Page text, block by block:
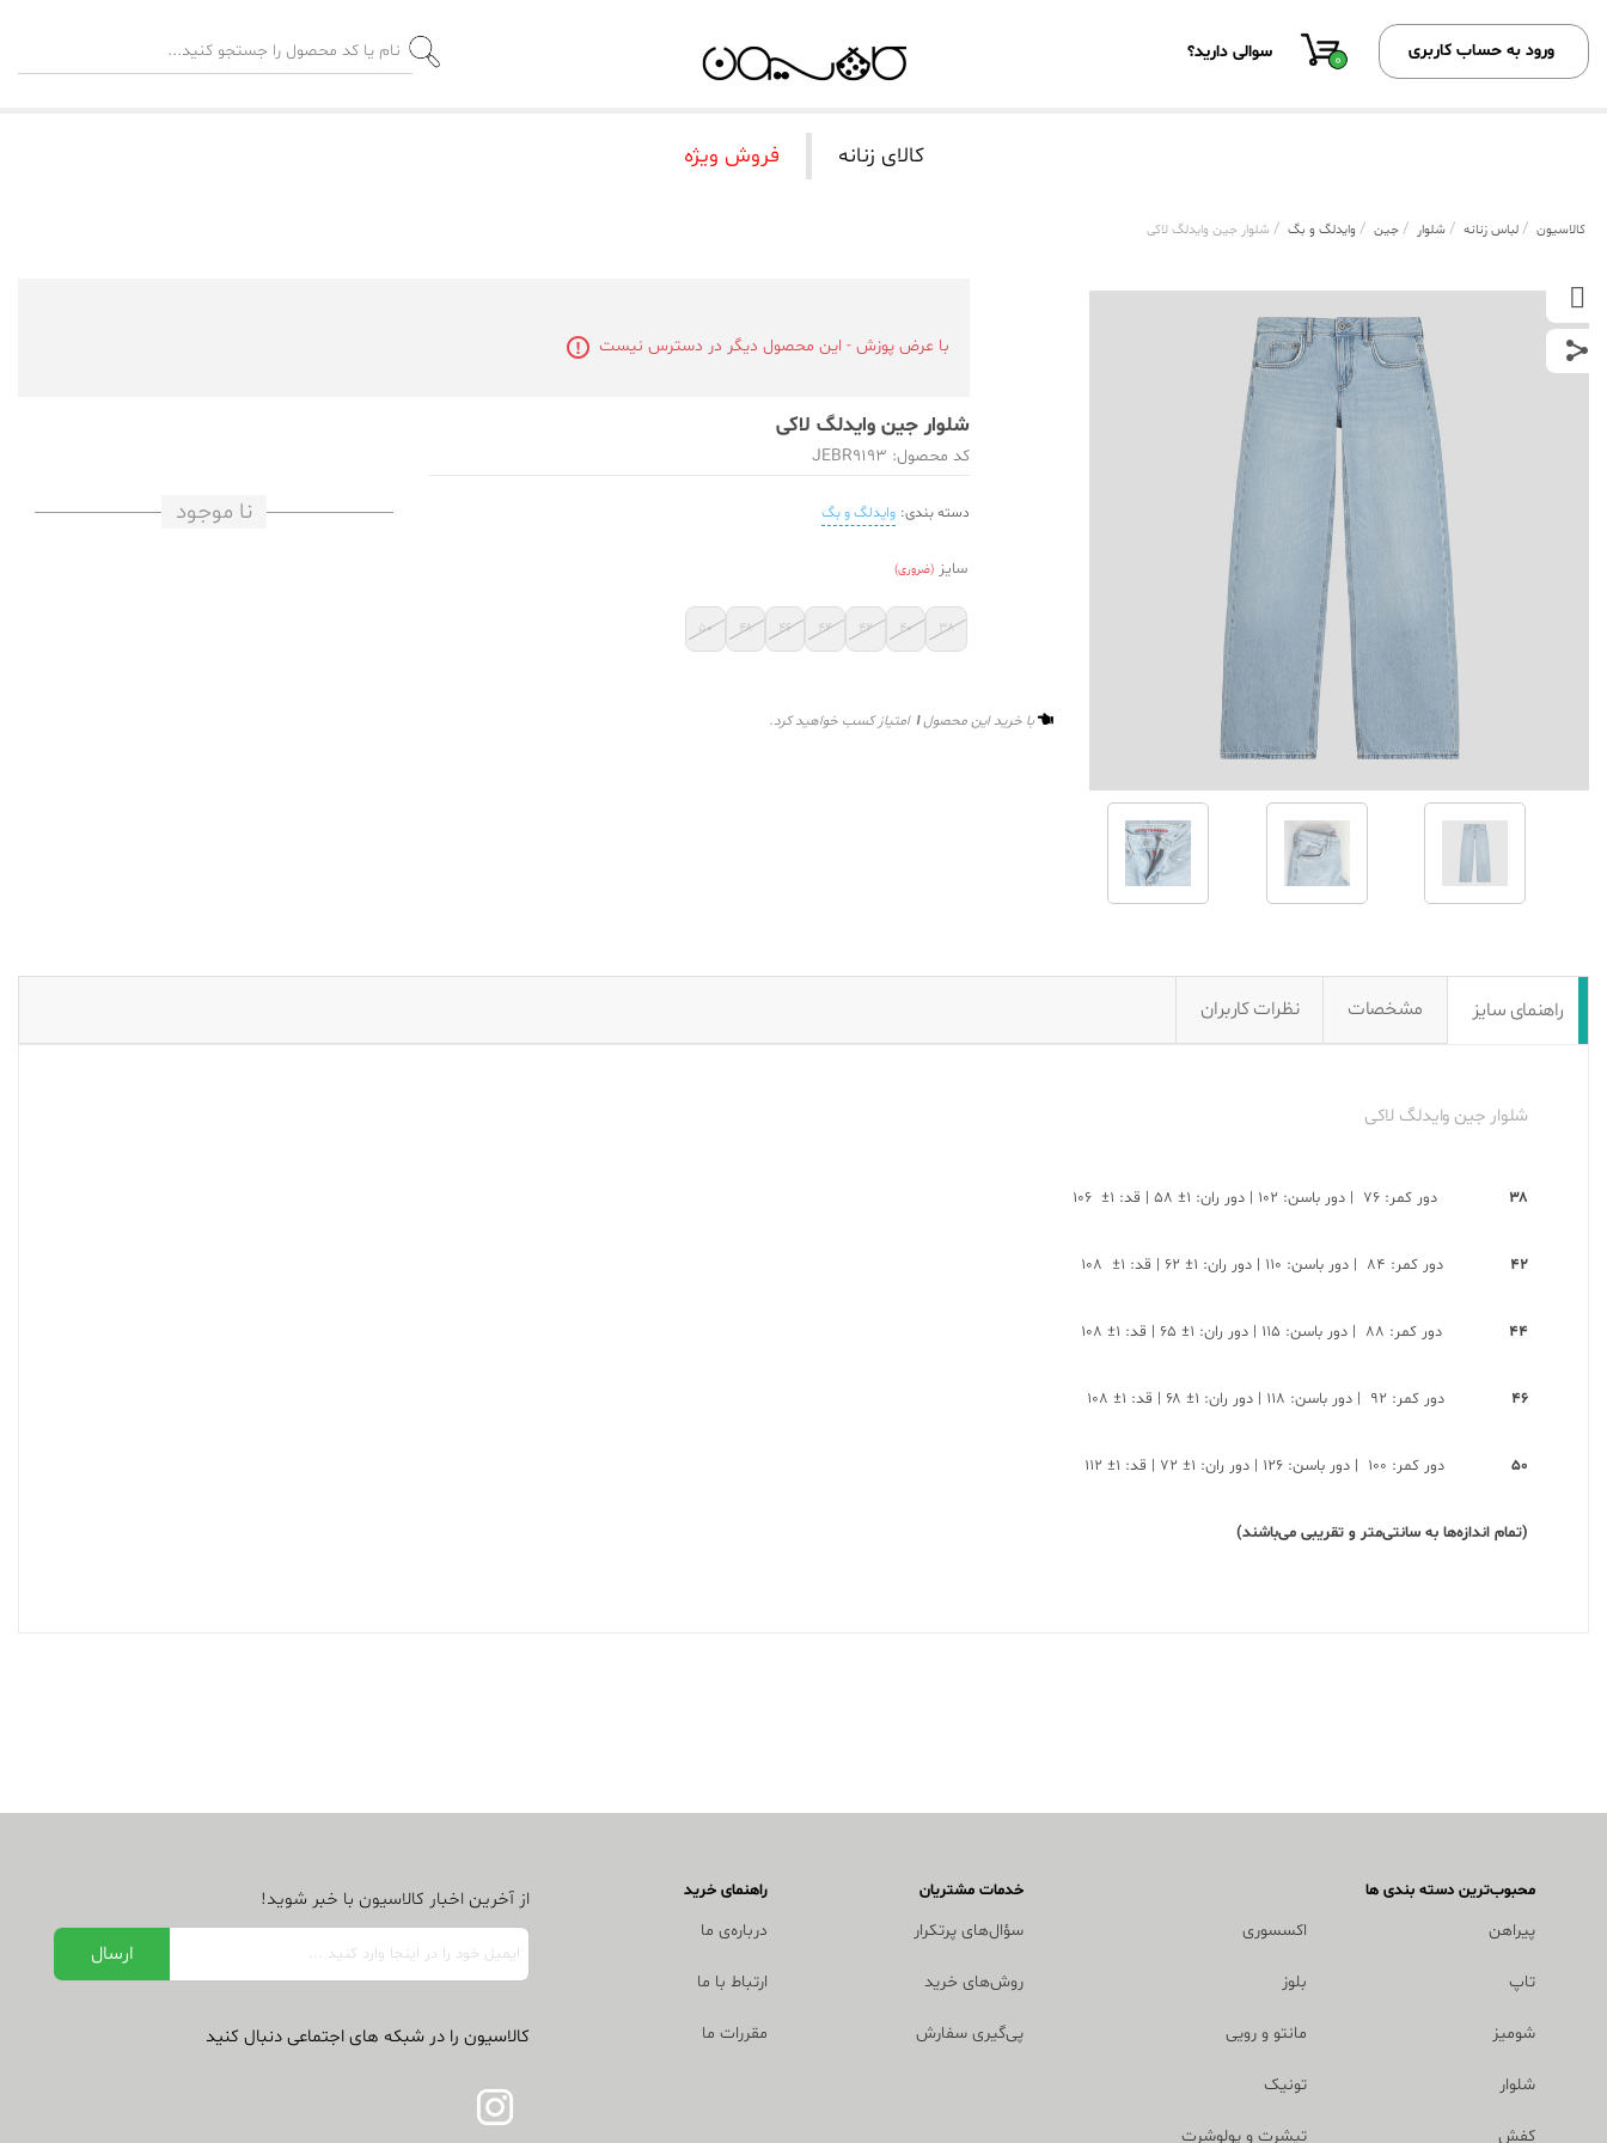
ورود به حساب کاربری 0 سوالی دارید؟
کالای زنانه فروش ویژه
کالاسیون / لباس زنانه / شلوار / جین / وایدلگ و بگ / شلوار جین وایدلگ لاکی
با عرض پوزش - این محصول دیگر در دسترس نیست
شلوار جین وایدلگ لاکی
کد محصول: JEBR9193
دسته بندی: وایدلگ و بگ
سایز (ضروری)
۳۸ ۴۰ ۴۲ ۴۴ ۴۶ ۴۸ ۵۰
نا موجود
با خرید این محصول1 امتیاز کسب خواهید کرد.
راهنمای سایز مشخصات نظرات کاربران
شلوار جین وایدلگ لاکی
۳۸ دور کمر: ۷۶ | دور باسن: ۱۰۲ | دور ران: ۱± ۵۸ | قد: ۱± ۱۰۶
۴۲ دور کمر: ۸۴ | دور باسن: ۱۱۰ | دور ران: ۱± ۶۲ | قد: ۱± ۱۰۸
۴۴ دور کمر: ۸۸ | دور باسن: ۱۱۵ | دور ران: ۱± ۶۵ | قد: ۱± ۱۰۸
۴۶ دور کمر: ۹۲ | دور باسن: ۱۱۸ | دور ران: ۱± ۶۸ | قد: ۱± ۱۰۸
۵۰ دور کمر: ۱۰۰ | دور باسن: ۱۲۶ | دور ران: ۱± ۷۲ | قد: ۱± ۱۱۲
(تمام اندازه‌ها به سانتی‌متر و تقریبی می‌باشند)
محبوب‌ترین دسته بندی ها
پیراهن
تاپ
شومیز
شلوار
کفش
اکسسوری
بلوز
مانتو و رویی
تونیک
تیشرت و پولوشرت
خدمات مشتریان
سؤال‌های پرتکرار
روش‌های خرید
پی‌گیری سفارش
راهنمای خرید
درباره‌ی ما
ارتباط با ما
مقررات ما
از آخرین اخبار کالاسیون با خبر شوید!
کالاسیون را در شبکه های اجتماعی دنبال کنید